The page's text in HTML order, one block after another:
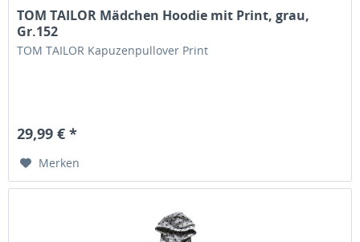
TOM TAILOR Mädchen Hoodie mit Print, grau,
Gr.152
TOM TAILOR Kapuzenpullover Print
29,99 € *
Merken